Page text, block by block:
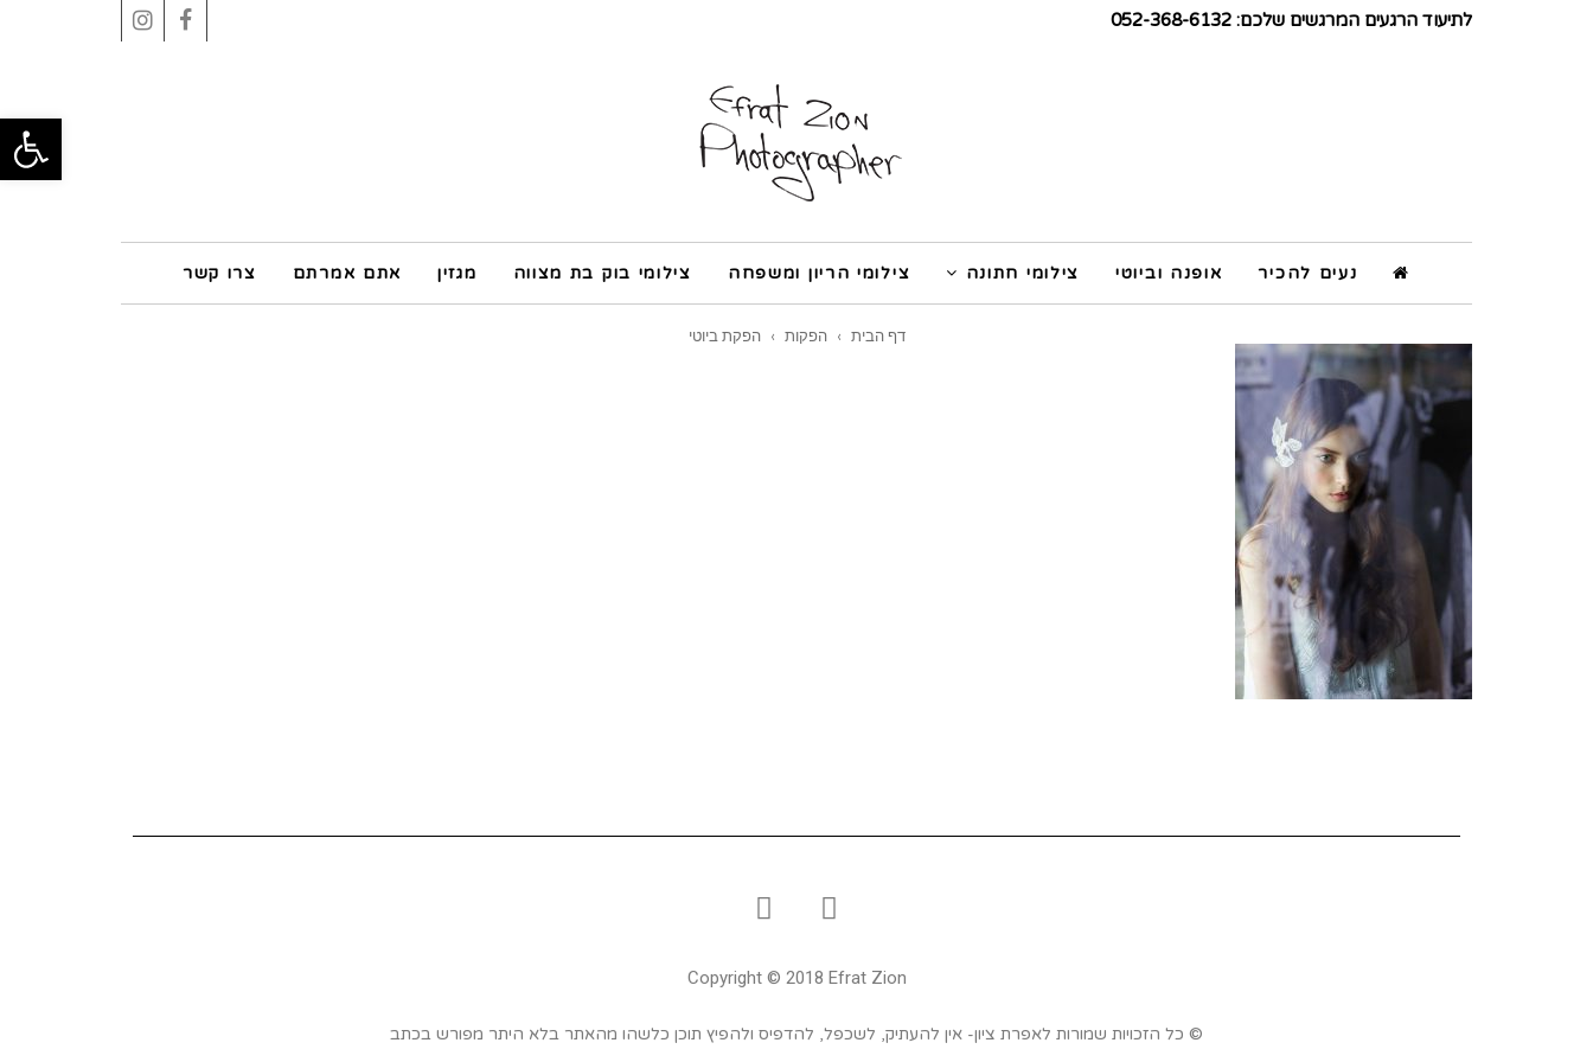
לתיעוד הרגעים המרגשים שלכם: 052-368-6132
Facebook
Instagram
נעים להכיר אופנה וביוטי צילומי חתונה צילומי הריון ומשפחה צילומי בוק בת מצווה מגזין אתם אמרתם צרו קשר
דף הבית › הפקות › הפקת ביוטי
Copyright © 2018 Efrat Zion
© כל הזכויות שמורות לאפרת ציון- אין להעתיק, לשכפל, להדפיס ולהפיץ תוכן כלשהו מהאתר בלא היתר מפורש בכתב
פתח